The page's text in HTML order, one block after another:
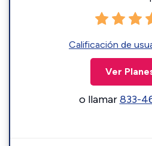
Calificación de
Ver
o llamar833-